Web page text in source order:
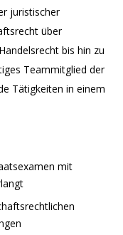
juristischer
über
bis hin zu
Teammitglied der
Tätigkeiten in einem
mit